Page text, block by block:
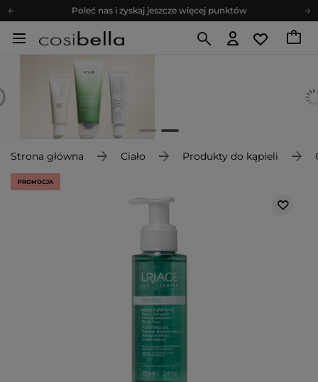
Poleć nas i zyskaj jeszcze więcej punktów
Zapisz się na newsletter pełen porad
Z nami to możliwe! Realizacja zamówienia do 24h.
Poleć nas i zyskaj jeszcze więcej punktów
Zapisz się na newsletter pełen porad
Strona główna Ciało Produkty do kąpieli
PROMOCJA